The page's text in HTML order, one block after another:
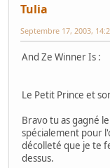
Tulia
Septembre 17, 2003,
And Ze Winner Is :
Le Petit Prince et
Bravo tu as gagné
spécialement pour
décolleté que je te
dessus.